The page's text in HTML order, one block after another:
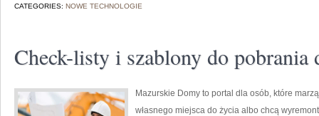
CATEGORIES: NOWE TECHNOLOGIE
Check-listy i szablony do pobrania
Mazurskie Domy to portal dla osób, które
własnego miejsca do życia albo chcą